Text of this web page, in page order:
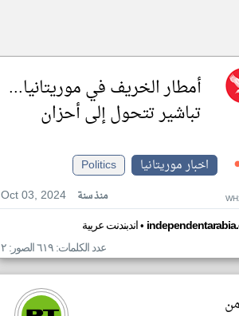
أمطار الخريف في موريتانيا...
تباشير تتحول إلى أحزان
اخبار موريتانيا
Politics
Oct 03, 2024
منذ سنة
اندبندنت عربية•
عدد الكلمات: ٦١٩ الصور: ٢